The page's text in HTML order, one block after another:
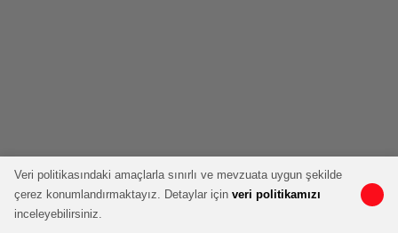
Veri politikasındaki amaçlarla sınırlı ve mevzuata uygun şekilde
çerez konumlandırmaktayız. Detaylar için veri politikamızı
inceleyebilirsiniz.